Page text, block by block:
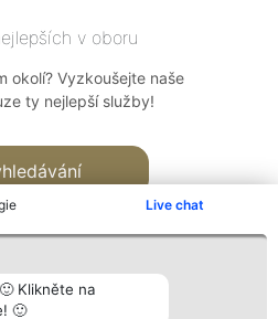
Live chat
Klikněte na
🙂
v oboru
okolí? Vyzkoušejte naše
ty nejlepší služby!